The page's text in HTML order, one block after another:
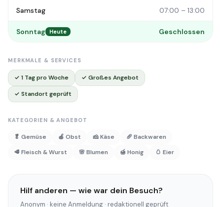
Samstag 07:00 – 13:00
Sonntag Heute Geschlossen
MERKMALE & SERVICES
✓ 1 Tag pro Woche ✓ Großes Angebot
✓ Standort geprüft
KATEGORIEN & ANGEBOT
🥬 Gemüse 🍎 Obst 🧀 Käse
🥖 Backwaren
🥩 Fleisch & Wurst
🌸 Blumen 🍯 Honig 🥚 Eier
Hilf anderen — wie war dein Besuch?
Anonym · keine Anmeldung · redaktionell geprüft